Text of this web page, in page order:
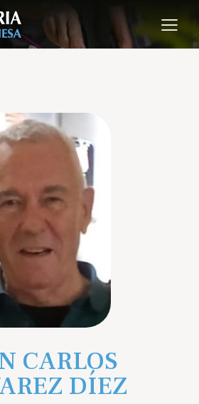
CARLOS
DÍEZ